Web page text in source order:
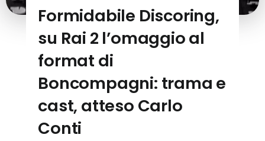
Formidabile Discoring,
su Rai 2 l’omaggio al
format di
Boncompagni: trama e
cast, atteso Carlo
Conti